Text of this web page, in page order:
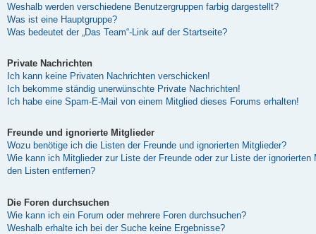
Weshalb werden verschiedene Benutzergruppen farbig dargestellt?
Was ist eine Hauptgruppe?
Was bedeutet der „Das Team“-Link auf der Startseite?
Private Nachrichten
Ich kann keine Privaten Nachrichten verschicken!
Ich bekomme ständig unerwünschte Private Nachrichten!
Ich habe eine Spam-E-Mail von einem Mitglied dieses Forums erhalten!
Freunde und ignorierte Mitglieder
Wozu benötige ich die Listen der Freunde und ignorierten Mitglieder?
Wie kann ich Mitglieder zur Liste der Freunde oder zur Liste der
den Listen entfernen?
Die Foren durchsuchen
Wie kann ich ein Forum oder mehrere Foren durchsuchen?
Weshalb erhalte ich bei der Suche keine Ergebnisse?